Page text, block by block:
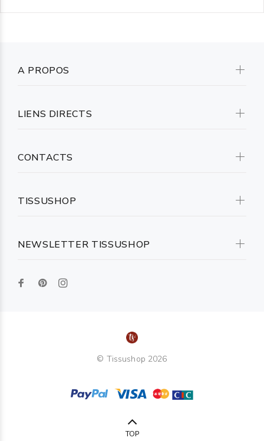
NEWSLETTER TISSUSHOP
A PROPOS
LIENS DIRECTS
CONTACTS
TISSUSHOP
© Tissushop 2026
TOP